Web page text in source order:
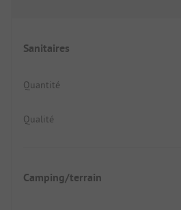
Sanitaires
Quantité
Qualité
Camping/terrain